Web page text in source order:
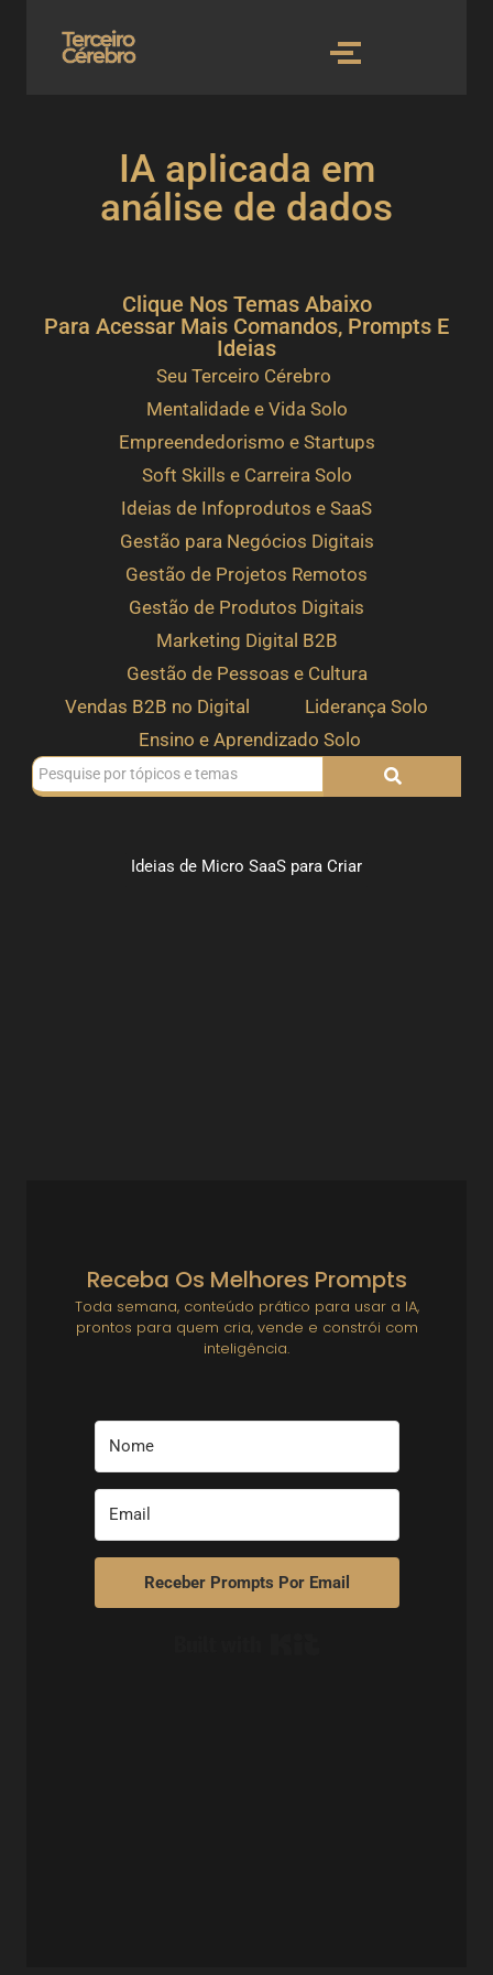
IA aplicada em
análise de dados
Clique Nos Temas Abaixo
Para Acessar Mais Comandos, Prompts E
Ideias
Seu Terceiro Cérebro
Mentalidade e Vida Solo
Empreendedorismo e Startups
Soft Skills e Carreira Solo
Ideias de Infoprodutos e SaaS
Gestão para Negócios Digitais
Gestão de Projetos Remotos
Gestão de Produtos Digitais
Marketing Digital B2B
Gestão de Pessoas e Cultura
Vendas B2B no Digital
Liderança Solo
Ensino e Aprendizado Solo
Ideias de Micro SaaS para Criar
Receba Os Melhores Prompts
Toda semana, conteúdo prático para usar a IA,
prontos para quem cria, vende e constrói com
inteligência.
Receber Prompts Por Email